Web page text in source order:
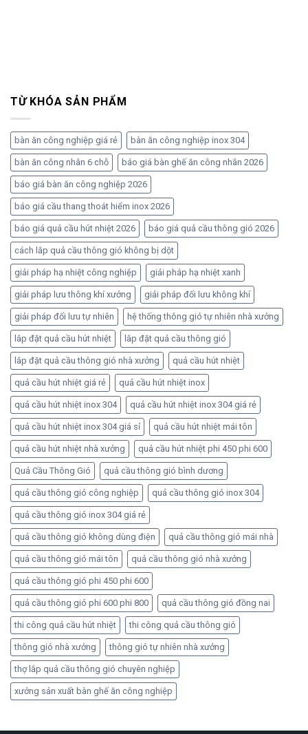
TỪ KHÓA SẢN PHẨM
bàn ăn công nghiệp giá rẻ bàn ăn công nghiệp inox 304
bàn ăn công nhân 6 chỗ báo giá bàn ghế ăn công nhân 2026
báo giá bàn ăn công nghiệp 2026
báo giá cầu thang thoát hiểm inox 2026
báo giá quả cầu hút nhiệt 2026 báo giá quả cầu thông gió 2026
cách lắp quả cầu thông gió không bị dột
giải pháp hạ nhiệt công nghiệp giải pháp hạ nhiệt xanh
giải pháp lưu thông khí xưởng giải pháp đối lưu không khí
giải pháp đối lưu tự nhiên hệ thống thông gió tự nhiên nhà xưởng
lắp đặt quả cầu hút nhiệt lắp đặt quả cầu thông gió
lắp đặt quả cầu thông gió nhà xưởng quả cầu hút nhiệt
quả cầu hút nhiệt giá rẻ quả cầu hút nhiệt inox
quả cầu hút nhiệt inox 304 quả cầu hút nhiệt inox 304 giá rẻ
quả cầu hút nhiệt inox 304 giá sỉ quả cầu hút nhiệt mái tôn
quả cầu hút nhiệt nhà xưởng quả cầu hút nhiệt phi 450 phi 600
Quả Cầu Thông Gió quả cầu thông gió bình dương
quả cầu thông gió công nghiệp quả cầu thông gió inox 304
quả cầu thông gió inox 304 giá rẻ
quả cầu thông gió không dùng điện quả cầu thông gió mái nhà
quả cầu thông gió mái tôn quả cầu thông gió nhà xưởng
quả cầu thông gió phi 450 phi 600
quả cầu thông gió phi 600 phi 800 quả cầu thông gió đồng nai
thi công quả cầu hút nhiệt thi công quả cầu thông gió
thông gió nhà xưởng thông gió tự nhiên nhà xưởng
thợ lắp quả cầu thông gió chuyên nghiệp
xưởng sản xuất bàn ghế ăn công nghiệp